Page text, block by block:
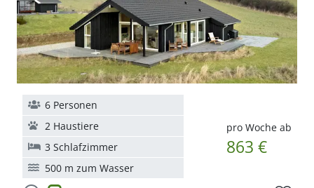
pro Woche ab
863 €
6 Personen
2 Haustiere
3 Schlafzimmer
500 m zum Wasser